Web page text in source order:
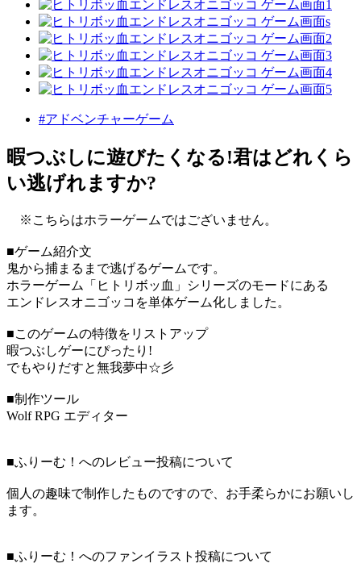
#アドベンチャーゲーム
暇つぶしに遊びたくなる!君はどれくら
い逃げれますか?
※こちらはホラーゲームではございません。
■ゲーム紹介文
鬼から捕まるまで逃げるゲームです。
ホラーゲーム「ヒトリボッ血」シリーズのモードにある
エンドレスオニゴッコを単体ゲーム化しました。
■このゲームの特徴をリストアップ
暇つぶしゲーにぴったり!
でもやりだすと無我夢中☆彡
■制作ツール
Wolf RPG エディター
■ふりーむ！へのレビュー投稿について
個人の趣味で制作したものですので、お手柔らかにお願いし
ます。
■ふりーむ！へのファンイラスト投稿について